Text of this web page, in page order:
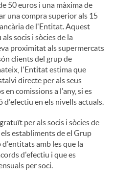
50 euros i una màxima de
una compra superior als 15
de l'Entitat. Aquest
socis i sòcies de la
proximitat als supermercats
clients del grup de
l'Entitat estima que
directe per als seus
en comissions a l'any, si es
d'efectiu en els nivells actuals.
per als socis i sòcies de
establiments de el Grup
amb les que la
d'efectiu i que es
per soci.